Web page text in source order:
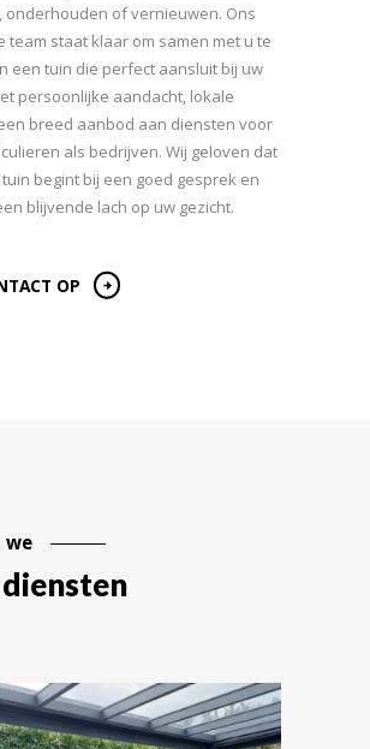
onderhouden of vernieuwen. Ons
team staat klaar om samen met u te
een tuin die perfect aansluit bij uw
persoonlijke aandacht, lokale
breed aanbod aan diensten voor
als bedrijven. Wij geloven dat
begint bij een goed gesprek en
blijvende lach op uw gezicht.
OP
we